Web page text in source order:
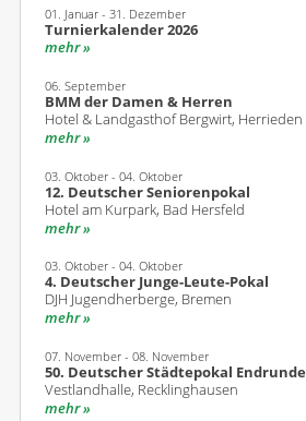
01. Januar - 31. Dezember
Turnierkalender 2026
mehr
06. September
BMM der Damen & Herren
Hotel & Landgasthof Bergwirt, Herrieden
mehr
03. Oktober - 04. Oktober
12. Deutscher Seniorenpokal
Hotel am Kurpark, Bad Hersfeld
mehr
03. Oktober - 04. Oktober
4. Deutscher Junge-Leute-Pokal
DJH Jugendherberge, Bremen
mehr
07. November - 08. November
50. Deutscher Städtepokal Endrunde
Vestlandhalle, Recklinghausen
mehr